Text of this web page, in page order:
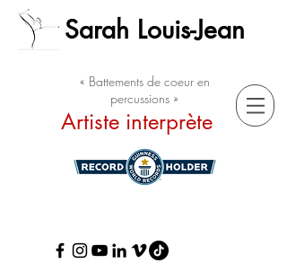
Sarah Louis-Jean
Artiste interprète
« Battements de coeur en
percussions »